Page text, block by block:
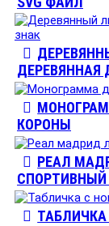
ДЕРЕВЯННАЯ
КОРОНЫ
РЕАЛ
СПОРТИВНЫЙ